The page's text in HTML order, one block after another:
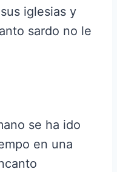
iglesias y
sardo no le
se ha ido
en una